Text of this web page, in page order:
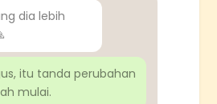
dia lebih
itu tanda perubahan
mulai.